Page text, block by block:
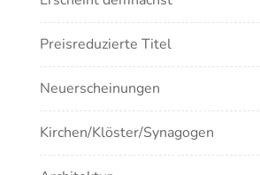
Preisreduzierte Titel
Neuerscheinungen
Kirchen/Klöster/Synagogen